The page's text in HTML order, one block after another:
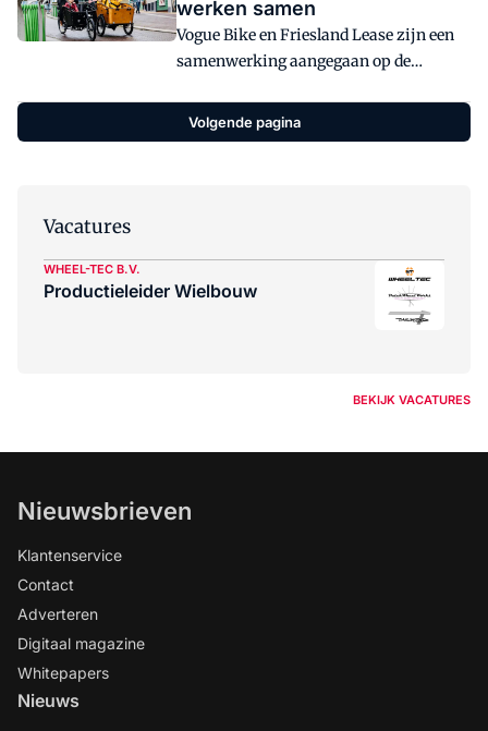
alleen voor (fiets)leasemaatschappijen
een goede zaak, ook de rijwielhandelaar
kan hier de vruchten van plukken.
werken samen
Vogue Bike en Friesland Lease zijn een
samenwerking aangegaan op de
verzorgt de komende jaren Vogue bike
Private Lease en Vogue Bike Business
Volgende pagina
Vacatures
WHEEL-TEC B.V.
Productieleider Wielbouw
BEKIJK VACATURES
Nieuwsbrieven
Klantenservice
Contact
Adverteren
Digitaal magazine
Whitepapers
Nieuws